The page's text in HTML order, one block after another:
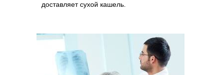
доставляет сухой кашель.